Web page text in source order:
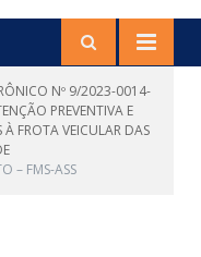
Nº 9/2023-0014-
PREVENTIVA E
À FROTA VEICULAR DAS
– FMS-ASS